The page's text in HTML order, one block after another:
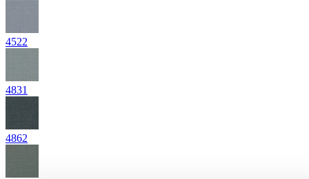
4522
4831
4862